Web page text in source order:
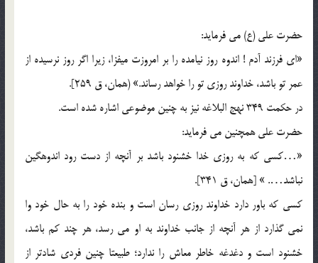
حضرت علي (ع) مي فرمايد:
«اي فرزند آدم ! اندوه روز نيامده را بر امروزت ميفزا، زيرا اگر روز نرسيده از
عمر تو باشد، خداوند روزي تو را خواهد رساند.» (همان، ق 259].
در حکمت 349 نهج البلاغه نيز به چنين موضوعي اشاره شده است.
حضرت علي همچنين مي فرمايد:
«…کسي که به روزي خدا خشنود باشد بر آنچه از دست رود اندوهگين
نباشد…. » [همان، ق 341].
کسي که باور دارد خداوند روزي رسان است و بنده خود را به حال خود وا
نمي گذارد از هر آنچه از جانب خداوند به او مي رسد، هر چند کم باشد،
خشنود است و دغدغه خاطر معاش را ندارد؛ طبيعتا چنين فردي شادتر از